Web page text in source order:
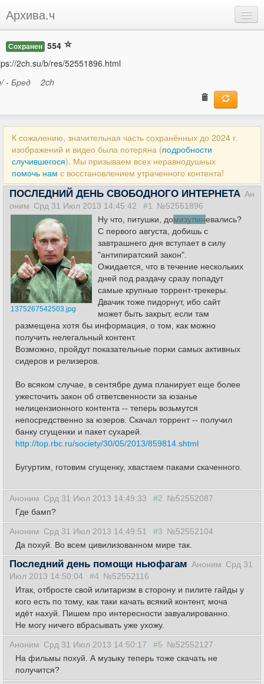
Архива.ч
Войти
Сохранен 554
2ch.su/b/res/52551896.html
- Бред
2ch
К сожалению, значительная часть сохранённых до 2024 г.
изображений и видео была потеряна (подробности
случившегося). Мы призываем всех неравнодушных
помочь нам с восстановлением утраченного контента!
ПОСЛЕДНИЙ ДЕНЬ СВОБОДНОГО ИНТЕРНЕТА Ан
оним Срд 31 Июл 2013 14:45:42 #1 №52551896
1375267542503.jpg
Ну что, питушки, домизулиневались?
С первого августа, добишь с
завтрашнего дня вступает в силу
"антипиратский закон".
Ожидается, что в течение нескольких
дней под раздачу сразу попадут
самые крупные торрент-трекеры.
Двачик тоже пидорнут, ибо сайт
может быть закрыт, если там
размещена хотя бы информация, о том, как можно
получить нелегальный контент.
Возможно, пройдут показательные порки самых активных
сидеров и релизеров.
Во всяком случае, в сентябре дума планирует еще более
ужесточить закон об ответсвенности за юзанье
нелицензионного контента -- теперь возьмутся
непосредственно за юзеров. Скачал торрент -- получил
банку сгущенки и пакет сухарей.
http://top.rbc.ru/society/30/05/2013/859814.shtml
Бугуртим, готовим сгущенку, хвастаем паками скаченного.
Аноним Срд 31 Июл 2013 14:49:33 #2 №52552087
Где бамп?
Аноним Срд 31 Июл 2013 14:49:51 #3 №52552104
Да похуй. Во всем цивилизованном мире так.
Последний день помощи ньюфагам Аноним Срд 31
Июл 2013 14:50:04
#4 №52552116
Итак, отбросте свой илитаризм в сторону и пилите гайды у
кого есть по тому, как таки качать всякий контент, мочa
идёт нахуй. Пишем про интересности завуалированно.
Не могу ничего вбрасывать уже ухожу.
Аноним Срд 31 Июл 2013 14:50:17 #5 №52552127
На фильмы похуй. А музыку теперь тоже скачать не
получится?